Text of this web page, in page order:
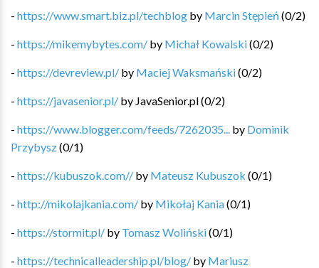
- https://www.smart.biz.pl/techblog by Marcin Stępień (0/2)
- https://mikemybytes.com/ by Michał Kowalski(0/2)
- https://devreview.pl/ by Maciej Waksmański(0/2)
- https://javasenior.pl/ by JavaSenior.pl(0/2)
- https://www.blogger.com/feeds/7262035... by Dominik
Przybysz(0/1)
- https://kubuszok.com// by Mateusz Kubuszok (0/1)
- http://mikolajkania.com/ by Mikołaj Kania(0/1)
- https://stormit.pl/ by Tomasz Woliński(0/1)
- https://technicalleadership.pl/blog/ by Mariusz